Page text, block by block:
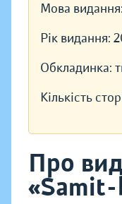
Мова видання:
Рік видання:
Обкладинка:
Кількість
Про